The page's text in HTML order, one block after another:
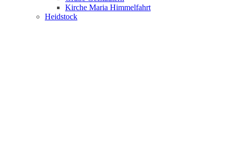
Kirche Maria Himmelfahrt
Heidstock